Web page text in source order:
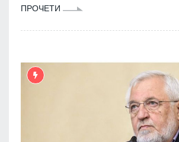
ПРОЧЕТИ